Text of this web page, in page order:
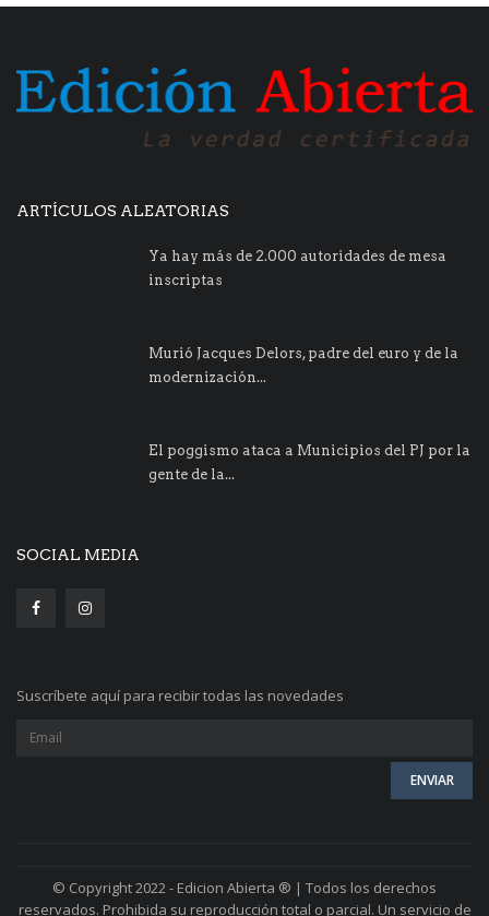
ARTÍCULOS ALEATORIAS
Ya hay más de 2.000 autoridades de mesa
inscriptas
Murió Jacques Delors, padre del euro y de la
modernización...
El poggismo ataca a Municipios del PJ por la
gente de la...
SOCIAL MEDIA
Suscríbete aquí para recibir todas las novedades
© Copyright 2022 - Edicion Abierta ® | Todos los derechos
reservados. Prohibida su reproducción total o parcial. Un servicio de